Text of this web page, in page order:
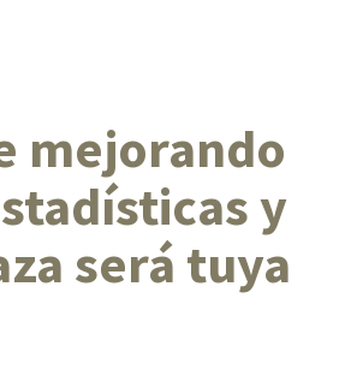
mejorando
y
será tuya